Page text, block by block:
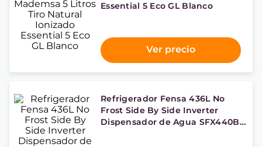
Essential 5 Eco GL Blanco
Ver precio
Refrigerador Fensa 436L No
Frost Side By Side Inverter
Dispensador de Agua SFX440B